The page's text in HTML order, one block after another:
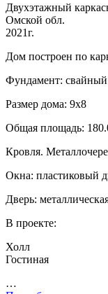
Двухэтажный
Омской обл.
2021г.
Дом построен по
Фундамент: свайный
Размер дома: 9х8
Общая площадь:
Кровля.
Окна: пластиковый
Дверь:
В проекте:
Холл
Гостиная
…